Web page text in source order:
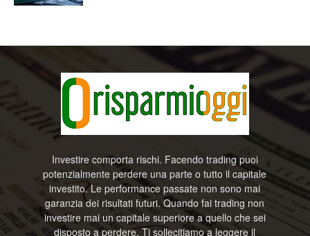
Investire comporta rischi. Facendo trading puoi
potenzialmente perdere una parte o tutto il capitale
investito. Le performance passate non sono mai
garanzia dei risultati futuri. Quando fai trading non
investire mai un capitale superiore a quello che sei
disposto a perdere. Ti sollecitiamo a leggere il